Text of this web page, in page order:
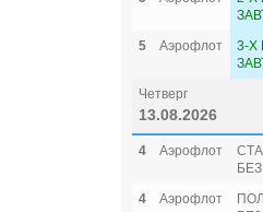
5
Аэрофлот
3-Х
Четверг
13.08.2026
4 Аэрофлот
4
Аэрофлот